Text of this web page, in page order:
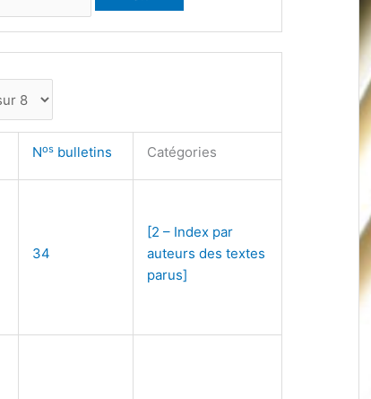
Nos bulletins Catégories
34
[2 – Index par
auteurs des textes
parus]